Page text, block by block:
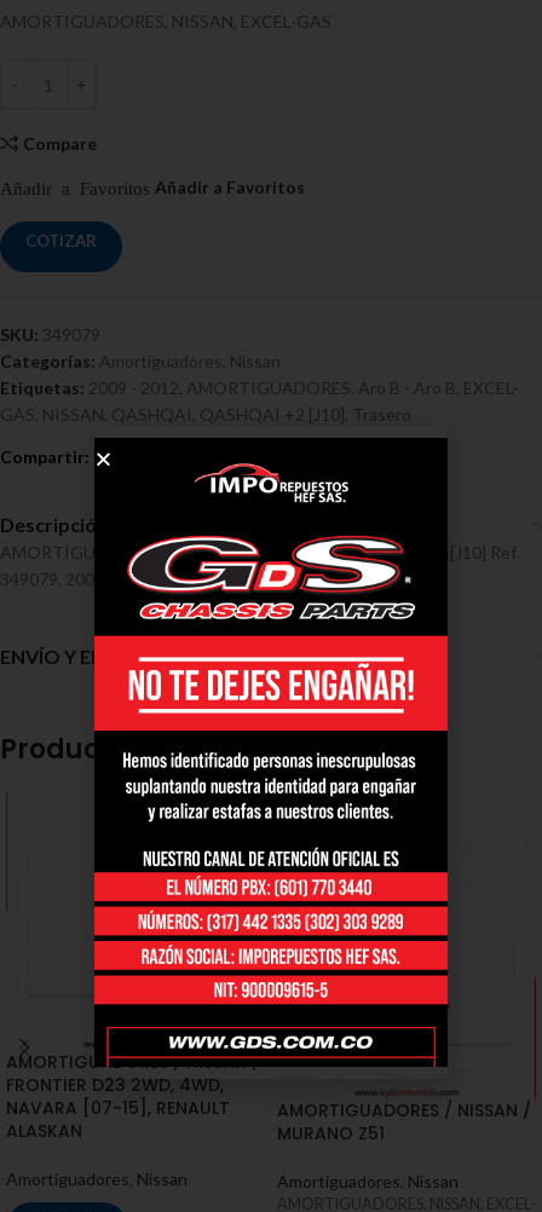
AMORTIGUADORES, NISSAN, EXCEL-GAS
Compare
COTIZAR
SKU: 349079
Categorías: Amortiguadores Nissan
Etiquetas: 2009 - 2012 AMORTIGUADORES Aro B - Aro B EXCEL-
GAS NISSAN QASHQAI QASHQAI +2 [J10] Trasero
Descripción
AMORTIGUADORES / NISSAN / QASHQAI, QASHQAI +2 [J10] Ref
349079, 2009 – 2012
ENVÍO Y ENTREGA
Productos relacionados
AMORTIGUADORES / NISSAN /
FRONTIER D23 2WD, 4WD,
NAVARA [07-15], RENAULT
ALASKAN
Amortiguadores Nissan
SOLD
OUT
AMORTIGUADORES / NISSAN /
MURANO Z51
Amortiguadores Nissan
AMORTIGUADORES, NISSAN, EXCEL-